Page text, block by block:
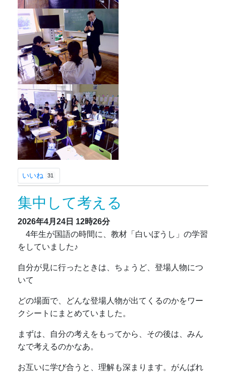
いいね 31
集中して考える
2026年4月24日 12時26分
4年生が国語の時間に、教材「白いぼうし」の学習
をしていました♪
自分が見に行ったときは、ちょうど、登場人物につ
いて
どの場面で、どんな登場人物が出てくるのかをワー
クシートにまとめていました。
まずは、自分の考えをもってから、その後は、みん
なで考えるのかなあ。
お互いに学び合うと、理解も深まります。がんばれ